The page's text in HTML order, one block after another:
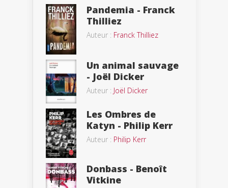
Pandemia - Franck
Thilliez
Auteur : Franck Thilliez
Un animal sauvage
- Joël Dicker
Auteur : Joël Dicker
Les Ombres de
Katyn - Philip Kerr
Auteur : Philip Kerr
Donbass - Benoît
Vitkine